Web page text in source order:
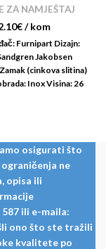
ZA NAMJEŠTAJ
€/ kom
Furnipart Dizajn:
Jakobsen
(cinkova slitina)
Inox Visina: 26
osigurati što
ne
opisa ili
ili e-maila:
ono što ste tražili
kvalitete po